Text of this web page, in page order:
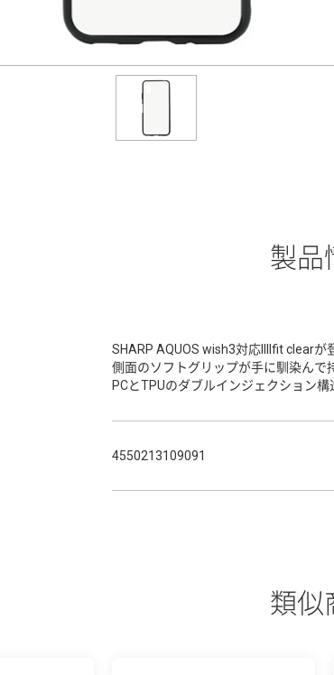
製品
SHARP AQUOS wish3対応IIIIfit clearが
側面のソフトグリップが手に馴染んで
PCとTPUのダブルインジェクション
4550213109091
類似